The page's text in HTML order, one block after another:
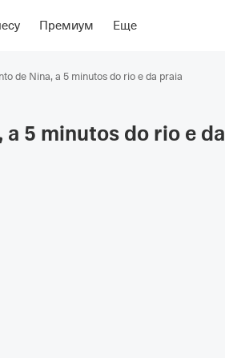
Премиум Еще
Расположение
de Nina, a 5 minutos do rio e da praia
a 5 minutos do rio e da